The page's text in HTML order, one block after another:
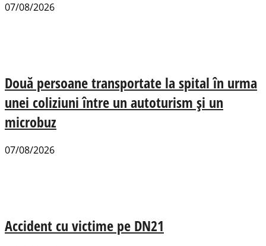
07/08/2026
Două persoane transportate la spital în urma
unei coliziuni între un autoturism și un
microbuz
07/08/2026
Accident cu victime pe DN21